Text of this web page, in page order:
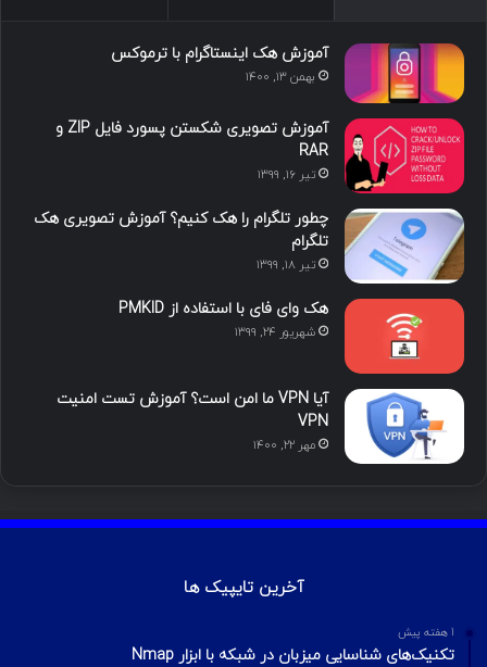
د
ی
ن
و
ت
گ
ا
ا
آموزش هک اینستاگرام با ترموکس
بهمن ۱۳, ۱۴۰۰
آموزش تصویری شکستن پسورد فایل ZIP و
RAR
تیر ۱۶, ۱۳۹۹
چطور تلگرام را هک کنیم؟ آموزش تصویری هک
تلگرام
تیر ۱۸, ۱۳۹۹
هک وای فای با استفاده از PMKID
شهریور ۲۴, ۱۳۹۹
آیا VPN ما امن است؟ آموزش تست امنیت
VPN
مهر ۲۲, ۱۴۰۰
آخرین تایپیک ها
1 هفته پیش
تکنیک‌های شناسایی میزبان در شبکه با ابزار Nmap